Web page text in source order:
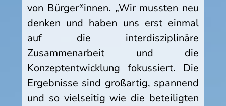
von Bürger*innen. „Wir mussten neu
denken und haben uns erst einmal
auf die interdisziplinäre
Zusammenarbeit und die
Konzeptentwicklung fokussiert. Die
Ergebnisse sind großartig, spannend
und so vielseitig wie die beteiligten